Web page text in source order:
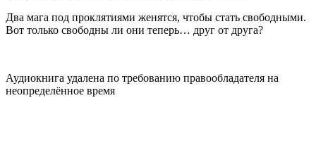
Два мага под проклятиями женятся, чтобы стать свободными.
Вот только свободны ли они теперь… друг от друга?
Аудиокнига удалена по требованию правообладателя на
неопределённое время